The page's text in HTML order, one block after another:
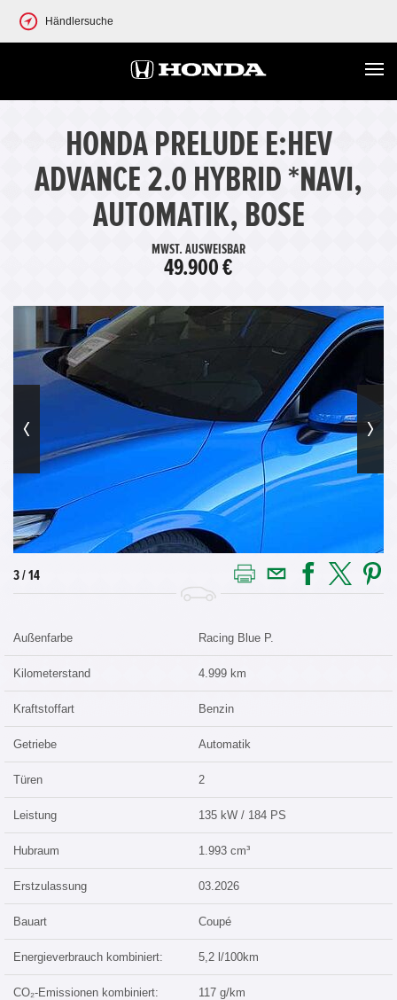
Händlersuche
HONDA PRELUDE E:HEV
ADVANCE 2.0 HYBRID *NAVI,
AUTOMATIK, BOSE
MWST. AUSWEISBAR
49.900 €
3 / 14
Außenfarbe Racing Blue P.
Kilometerstand 4.999 km
Kraftstoffart Benzin
Getriebe Automatik
Türen 2
Leistung 135 kW / 184 PS
Hubraum 1.993 cm³
Erstzulassung 03.2026
Bauart Coupé
Energieverbrauch kombiniert: 5,2 l/100km
CO₂-Emissionen kombiniert: 117 g/km